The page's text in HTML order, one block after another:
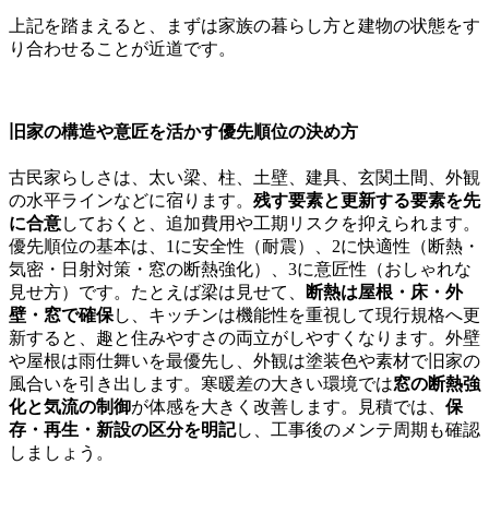
上記を踏まえると、まずは家族の暮らし方と建物の状態をす
り合わせることが近道です。
旧家の構造や意匠を活かす優先順位の決め方
古民家らしさは、太い梁、柱、土壁、建具、玄関土間、外観
の水平ラインなどに宿ります。 残す要素と更新する要素を先
に合意しておくと、追加費用や工期リスクを抑えられます。
優先順位の基本は、1に安全性（耐震）、2に快適性（断熱・
気密・日射対策・窓の断熱強化）、3に意匠性（おしゃれな
見せ方）です。たとえば梁は見せて、
断熱は屋根・床・外
壁・窓で確保し、キッチンは機能性を重視して現行規格へ更
新すると、趣と住みやすさの両立がしやすくなります。外壁
や屋根は雨仕舞いを最優先し、外観は塗装色や素材で旧家の
風合いを引き出します。寒暖差の大きい環境では窓の断熱強
化と気流の制御が体感を大きく改善します。見積では、 保
存・再生・新設の区分を明記し、工事後のメンテ周期も確認
しましょう。